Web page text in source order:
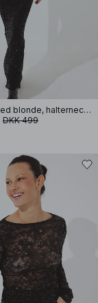
Maxikjole med blonde, halterneck og pailletter
DKK 499